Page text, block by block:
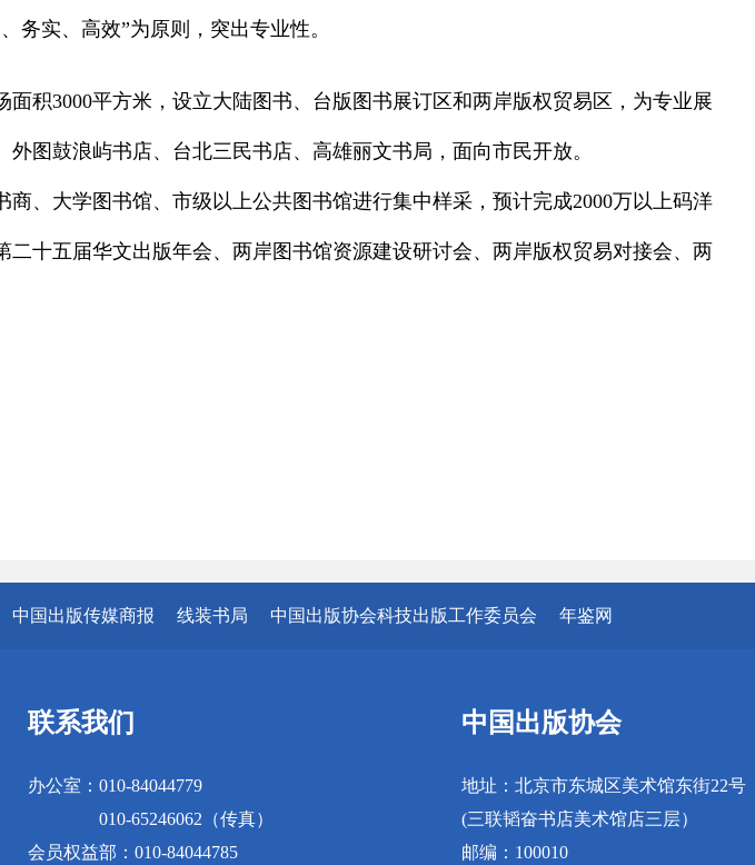
务实、高效”为原则，突出专业性。
积3000平方米，设立大陆图书、台版图书展订区和两岸版权贸易区，为专业展
图鼓浪屿书店、台北三民书店、高雄丽文书局，面向市民开放。
、大学图书馆、市级以上公共图书馆进行集中样采，预计完成2000万以上码洋
十五届华文出版年会、两岸图书馆资源建设研讨会、两岸版权贸易对接会、两
中国出版传媒商报 线装书局 中国出版协会科技出版工作委员会 年鉴网
联系我们
办公室：010-84044779
010-65246062（传真）
会员权益部：010-84044785
中国出版协会
地址：北京市东城区美术馆东街22号
(三联韬奋书店美术馆店三层）
邮编：100010